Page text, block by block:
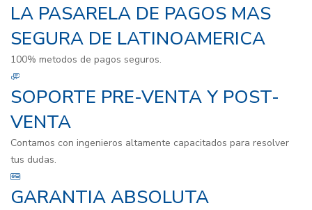
LA PASARELA DE PAGOS MAS
SEGURA DE LATINOAMERICA
100% metodos de pagos seguros.
SOPORTE PRE-VENTA Y POST-
VENTA
Contamos con ingenieros altamente capacitados para resolver
tus dudas.
GARANTIA ABSOLUTA